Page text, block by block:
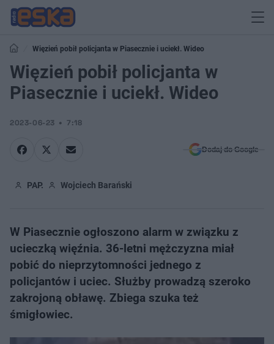
Więzień pobił policjanta w Piasecznie i uciekł. Wideo
Więzień pobił policjanta w
Piasecznie i uciekł. Wideo
2023-06-23 7:18
Dodaj do Google
PAP. Wojciech Barański
W Piasecznie ogłoszono alarm w związku z
ucieczką więźnia. 36-letni mężczyzna miał
pobić do nieprzytomności jednego z
policjantów i uciec. Służby prowadzą szeroko
zakrojoną obławę. Zbiega szuka też
śmigłowiec.